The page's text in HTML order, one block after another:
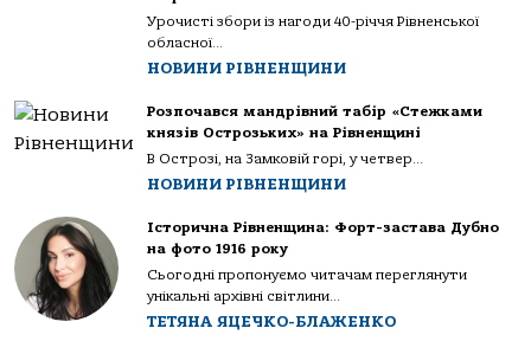
Урочисті збори із нагоди 40-річчя Рівненської
обласної...
НОВИНИ РІВНЕНЩИНИ
Розпочався мандрівний табір «Стежками
князів Острозьких» на Рівненщині
В Острозі, на Замковій горі, у четвер...
НОВИНИ РІВНЕНЩИНИ
Історична Рівненщина: Форт-застава Дубно
на фото 1916 року
Сьогодні пропонуємо читачам переглянути
унікальні архівні світлини...
ТЕТЯНА ЯЦЕЧКО-БЛАЖЕНКО